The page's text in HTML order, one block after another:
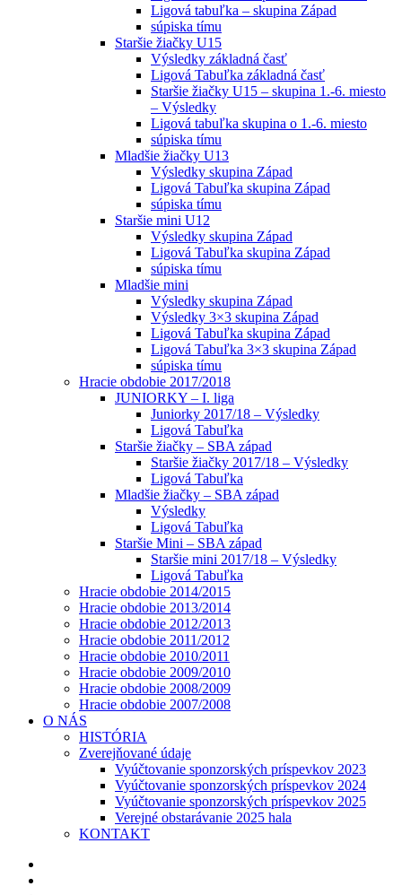
Ligová tabuľka – skupina Západ
súpiska tímu
Staršie žiačky U15
Výsledky základná časť
Ligová Tabuľka základná časť
Staršie žiačky U15 – skupina 1.-6. miesto
– Výsledky
Ligová tabuľka skupina o 1.-6. miesto
súpiska tímu
Mladšie žiačky U13
Výsledky skupina Západ
Ligová Tabuľka skupina Západ
súpiska tímu
Staršie mini U12
Výsledky skupina Západ
Ligová Tabuľka skupina Západ
súpiska tímu
Mladšie mini
Výsledky skupina Západ
Výsledky 3×3 skupina Západ
Ligová Tabuľka skupina Západ
Ligová Tabuľka 3×3 skupina Západ
súpiska tímu
Hracie obdobie 2017/2018
JUNIORKY – I. liga
Juniorky 2017/18 – Výsledky
Ligová Tabuľka
Staršie žiačky – SBA západ
Staršie žiačky 2017/18 – Výsledky
Ligová Tabuľka
Mladšie žiačky – SBA západ
Výsledky
Ligová Tabuľka
Staršie Mini – SBA západ
Staršie mini 2017/18 – Výsledky
Ligová Tabuľka
Hracie obdobie 2014/2015
Hracie obdobie 2013/2014
Hracie obdobie 2012/2013
Hracie obdobie 2011/2012
Hracie obdobie 2010/2011
Hracie obdobie 2009/2010
Hracie obdobie 2008/2009
Hracie obdobie 2007/2008
O NÁS
HISTÓRIA
Zverejňované údaje
Vyúčtovanie sponzorských príspevkov 2023
Vyúčtovanie sponzorských príspevkov 2024
Vyúčtovanie sponzorských príspevkov 2025
Verejné obstarávanie 2025 hala
KONTAKT